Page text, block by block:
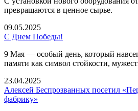
превращаются в ценное сырье.
09.05.2025
С Днем Победы!
9 Мая — особый день, который
памяти как символ стойкости,
23.04.2025
Алексей Беспрозванных посетил
фабрику»